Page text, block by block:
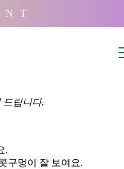
드립니다.
.
구멍이 잘 보여요.
N T